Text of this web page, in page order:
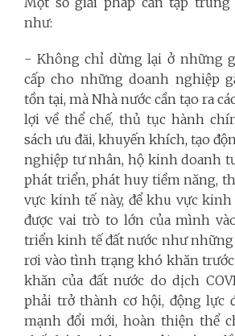
như:
- Không chỉ dừng lại ở những
cấp cho những doanh nghiệp
tồn tại, mà Nhà nước cần tạo ra
lợi về thể chế, thủ tục hành
sách ưu đãi, khuyến khích, tạo
nghiệp tư nhân, hộ kinh doanh
phát triển, phát huy tiềm năng,
vực kinh tế này, để khu vực
được vai trò to lớn của mình
triển kinh tế đất nước như
rơi vào tình trạng khó khăn
khăn của đất nước do dịch
phải trở thành cơ hội, động lực
mạnh đổi mới, hoàn thiện thể